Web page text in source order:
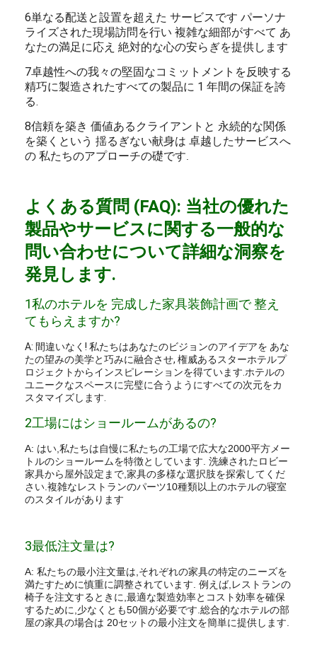
6単なる配送と設置を超えた サービスです パーソナ
ライズされた現場訪問を行い 複雑な細部がすべて あ
なたの満足に応え 絶対的な心の安らぎを提供します
7卓越性への我々の堅固なコミットメントを反映する
精巧に製造されたすべての製品に 1 年間の保証を誇
る.
8信頼を築き 価値あるクライアントと 永続的な関係
を築くという 揺るぎない献身は 卓越したサービスへ
の 私たちのアプローチの礎です
よくある質問 (FAQ): 当社の優れた
製品やサービスに関する一般的な
問い合わせについて詳細な洞察を
発見します.
1私のホテルを 完成した家具装飾計画で 整え
てもらえますか?
A: 間違いなく! 私たちはあなたのビジョンのアイデアを あな
たの望みの美学と巧みに融合させ, 権威あるスターホテルプ
ロジェクトからインスピレーションを得ています.ホテルの
ユニークなスペースに完璧に合うようにすべての次元をカ
スタマイズします.
2工場にはショールームがあるの?
A: はい,私たちは自慢に私たちの工場で広大な2000平方メー
トルのショールームを特徴としています. 洗練されたロビー
家具から屋外設定まで,家具の多様な選択肢を探索してくだ
さい.複雑なレストランのパーツ10種類以上のホテルの寝室
のスタイルがあります
3最低注文量は?
A: 私たちの最小注文量は,それぞれの家具の特定のニーズを
満たすために慎重に調整されています. 例えば,レストランの
椅子を注文するときに,最適な製造効率とコスト効率を確保
するために,少なくとも50個が必要です.総合的なホテルの部
屋の家具の場合は 20セットの最小注文を簡単に提供します.